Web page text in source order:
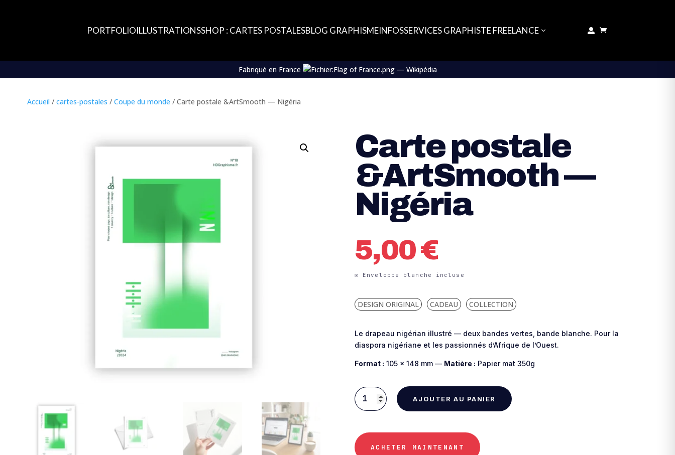
PORTFOLIOILLUSTRATIONSSHOP : CARTES POSTALESBLOG GRAPHISMEINFOSSERVICES GRAPHISTE FREELANCE  
Fabriqué en France
Accueil / cartes-postales / Coupe du monde / Carte postale &ArtSmooth — Nigéria
Carte postale
&ArtSmooth —
Nigéria
5,00€
DESIGN ORIGINAL CADEAU COLLECTION
Le drapeau nigérian illustré — deux bandes vertes, bande blanche. Pour la
diaspora nigériane et les passionnés d’Afrique de l’Ouest.
Format : 105 × 148 mm — Matière : Papier mat 350g
quantité
postale
&ArtSmooth
AJOUTER AU PANIER
ACHETER MAINTENANT